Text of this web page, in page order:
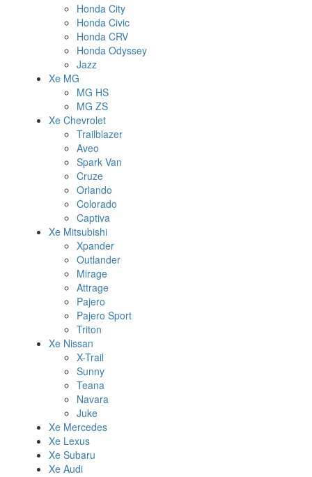
Honda City
Honda Civic
Honda CRV
Honda Odyssey
Jazz
Xe MG
MG HS
MG ZS
Xe Chevrolet
Trailblazer
Aveo
Spark Van
Cruze
Orlando
Colorado
Captiva
Xe Mitsubishi
Xpander
Outlander
Mirage
Attrage
Pajero
Pajero Sport
Triton
Xe Nissan
X-Trail
Sunny
Teana
Navara
Juke
Xe Mercedes
Xe Lexus
Xe Subaru
Xe Audi